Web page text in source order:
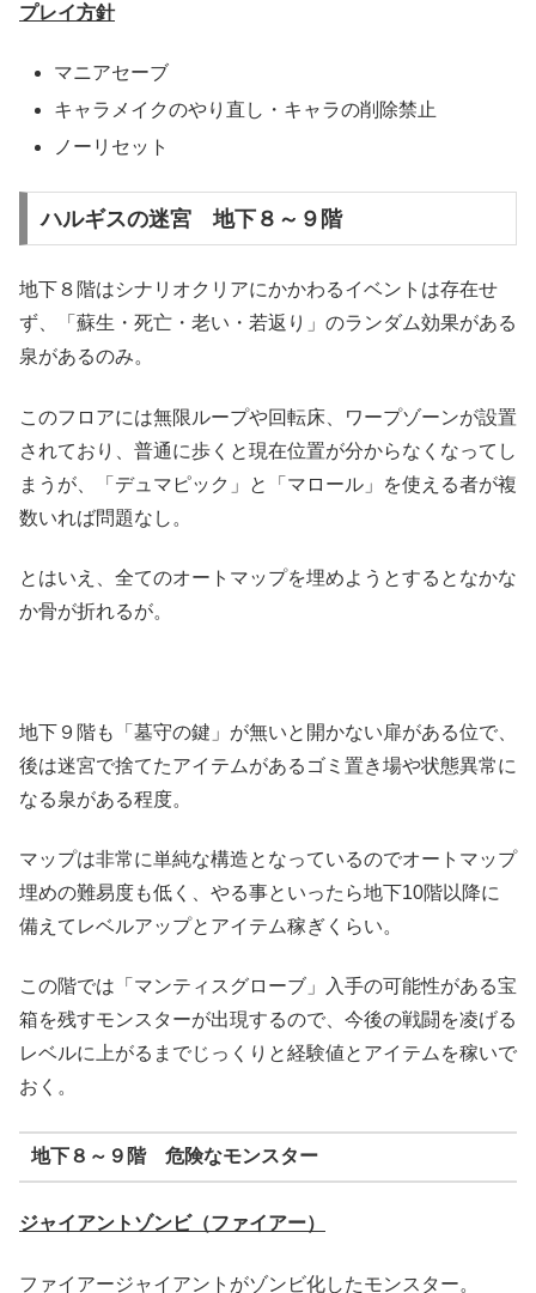
プレイ方針
マニアセーブ
キャラメイクのやり直し・キャラの削除禁止
ノーリセット
ハルギスの迷宮 地下８～９階
地下８階はシナリオクリアにかかわるイベントは存在せ
ず、「蘇生・死亡・老い・若返り」のランダム効果がある
泉があるのみ。
このフロアには無限ループや回転床、ワープゾーンが設置
されており、普通に歩くと現在位置が分からなくなってし
まうが、「デュマピック」と「マロール」を使える者が複
数いれば問題なし。
とはいえ、全てのオートマップを埋めようとするとなかな
か骨が折れるが。
地下９階も「墓守の鍵」が無いと開かない扉がある位で、
後は迷宮で捨てたアイテムがあるゴミ置き場や状態異常に
なる泉がある程度。
マップは非常に単純な構造となっているのでオートマップ
埋めの難易度も低く、やる事といったら地下10階以降に
備えてレベルアップとアイテム稼ぎくらい。
この階では「マンティスグローブ」入手の可能性がある宝
箱を残すモンスターが出現するので、今後の戦闘を凌げる
レベルに上がるまでじっくりと経験値とアイテムを稼いで
おく。
地下８～９階 危険なモンスター
ジャイアントゾンビ（ファイアー）
ファイアージャイアントがゾンビ化したモンスター。